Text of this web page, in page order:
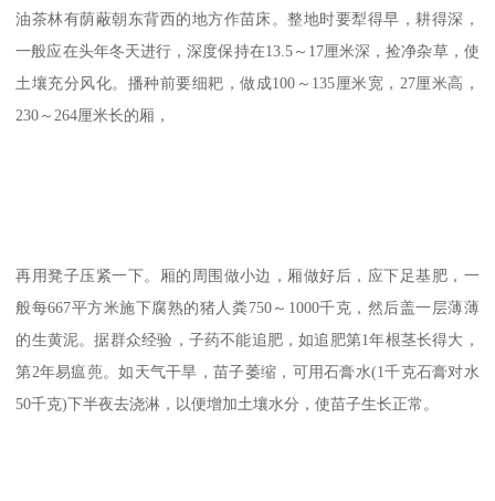
油茶林有荫蔽朝东背西的地方作苗床。整地时要犁得早，耕得深，
一般应在头年冬天进行，深度保持在13.5～17厘米深，捡净杂草，使
土壤充分风化。播种前要细耙，做成100～135厘米宽，27厘米高，
230～264厘米长的厢，
再用凳子压紧一下。厢的周围做小边，厢做好后，应下足基肥，一
般每667平方米施下腐熟的猪人粪750～1000千克，然后盖一层薄薄
的生黄泥。据群众经验，子药不能追肥，如追肥第1年根茎长得大，
第2年易瘟蔸。如天气干旱，苗子萎缩，可用石膏水(1千克石膏对水
50千克)下半夜去浇淋，以便增加土壤水分，使苗子生长正常。